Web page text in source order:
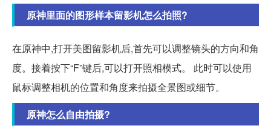
原神里面的图形样本留影机怎么拍照?
在原神中,打开美图留影机后,首先可以调整镜头的方向和角
度。接着按下“F”键后,可以打开照相模式。 此时可以使用
鼠标调整相机的位置和角度来拍摄全景图或细节。
原神怎么自由拍摄?